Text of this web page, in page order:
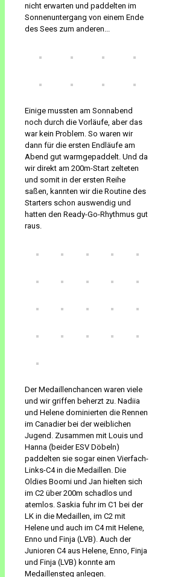
nicht erwarten und paddelten im
Sonnenuntergang von einem Ende
des Sees zum anderen...
Einige mussten am Sonnabend
noch durch die Vorläufe, aber das
war kein Problem. So waren wir
dann für die ersten Endläufe am
Abend gut warmgepaddelt. Und da
wir direkt am 200m-Start zelteten
und somit in der ersten Reihe
saßen, kannten wir die Routine des
Starters schon auswendig und
hatten den Ready-Go-Rhythmus gut
raus.
Der Medaillenchancen waren viele
und wir griffen beherzt zu. Nadiia
und Helene dominierten die Rennen
im Canadier bei der weiblichen
Jugend. Zusammen mit Louis und
Hanna (beider ESV Döbeln)
paddelten sie sogar einen Vierfach-
Links-C4 in die Medaillen. Die
Oldies Boomi und Jan hielten sich
im C2 über 200m schadlos und
atemlos. Saskia fuhr im C1 bei der
LK in die Medaillen, im C2 mit
Helene und auch im C4 mit Helene,
Enno und Finja (LVB). Auch der
Junioren C4 aus Helene, Enno, Finja
und Finja (LVB) konnte am
Medaillensteg anlegen.